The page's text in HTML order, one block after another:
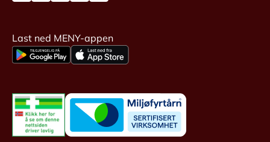
Last ned MENY-appen